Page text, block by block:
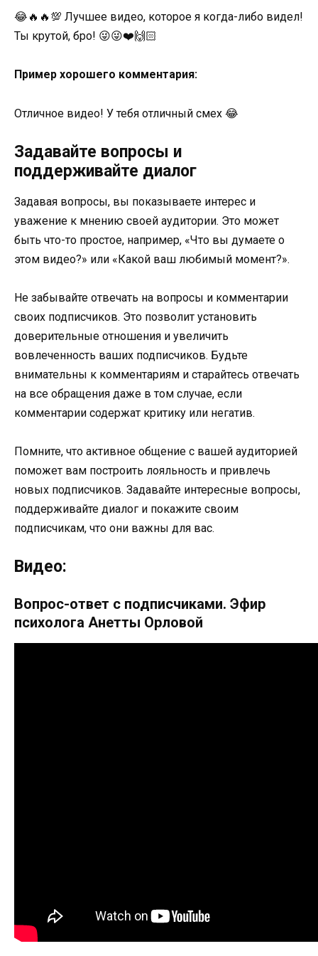
😂🔥🔥💯 Лучшее видео, которое я когда-либо видел!
Ты крутой, бро! 😜😜❤️🙌🏻
Пример хорошего комментария:
Отличное видео! У тебя отличный смех 😂
Задавайте вопросы и
поддерживайте диалог
Задавая вопросы, вы показываете интерес и
уважение к мнению своей аудитории. Это может
быть что-то простое, например, «Что вы думаете о
этом видео?» или «Какой ваш любимый момент?».
Не забывайте отвечать на вопросы и комментарии
своих подписчиков. Это позволит установить
доверительные отношения и увеличить
вовлеченность ваших подписчиков. Будьте
внимательны к комментариям и старайтесь отвечать
на все обращения даже в том случае, если
комментарии содержат критику или негатив.
Помните, что активное общение с вашей аудиторией
поможет вам построить лояльность и привлечь
новых подписчиков. Задавайте интересные вопросы,
поддерживайте диалог и покажите своим
подписчикам, что они важны для вас.
Видео:
Вопрос-ответ с подписчиками. Эфир
психолога Анетты Орловой